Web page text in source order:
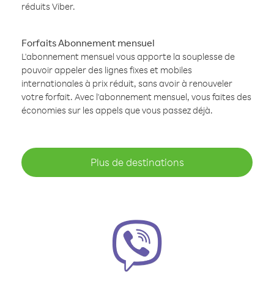
réduits Viber.
Forfaits Abonnement mensuel
L'abonnement mensuel vous apporte la souplesse de
pouvoir appeler des lignes fixes et mobiles
internationales à prix réduit, sans avoir à renouveler
votre forfait. Avec l'abonnement mensuel, vous faites des
économies sur les appels que vous passez déjà.
Plus de destinations